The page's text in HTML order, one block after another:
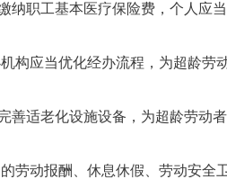
纳职工基本医疗保险费，个人应
构应当优化经办流程，为超龄劳
善适老化设施设备，为超龄劳动
劳动报酬、休息休假、劳动安